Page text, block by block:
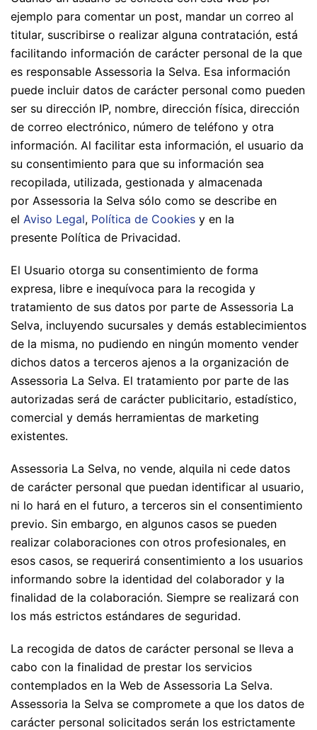
ejemplo para comentar un post, mandar un correo al
titular, suscribirse o realizar alguna contratación, está
facilitando información de carácter personal de la que
es responsable Assessoria la Selva. Esa información
puede incluir datos de carácter personal como pueden
ser su dirección IP, nombre, dirección física, dirección
de correo electrónico, número de teléfono y otra
información. Al facilitar esta información, el usuario da
su consentimiento para que su información sea
recopilada, utilizada, gestionada y almacenada
por Assessoria la Selva sólo como se describe en
el Aviso Legal, Política de Cookies y en la
presente Política de Privacidad.
El Usuario otorga su consentimiento de forma
expresa, libre e inequívoca para la recogida y
tratamiento de sus datos por parte de Assessoria La
Selva, incluyendo sucursales y demás establecimientos
de la misma, no pudiendo en ningún momento vender
dichos datos a terceros ajenos a la organización de
Assessoria La Selva. El tratamiento por parte de las
autorizadas será de carácter publicitario, estadístico,
comercial y demás herramientas de marketing
existentes.
Assessoria La Selva, no vende, alquila ni cede datos
de carácter personal que puedan identificar al usuario,
ni lo hará en el futuro, a terceros sin el consentimiento
previo. Sin embargo, en algunos casos se pueden
realizar colaboraciones con otros profesionales, en
esos casos, se requerirá consentimiento a los usuarios
informando sobre la identidad del colaborador y la
finalidad de la colaboración. Siempre se realizará con
los más estrictos estándares de seguridad.
La recogida de datos de carácter personal se lleva a
cabo con la finalidad de prestar los servicios
contemplados en la Web de Assessoria La Selva.
Assessoria la Selva se compromete a que los datos de
carácter personal solicitados serán los estrictamente